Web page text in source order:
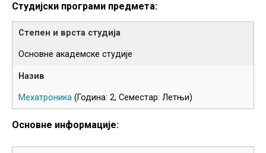
Студијски програми предмета:
Основне академске студије
Мехатроника (Година: 2, Семестар: Летњи)
Основне информације: